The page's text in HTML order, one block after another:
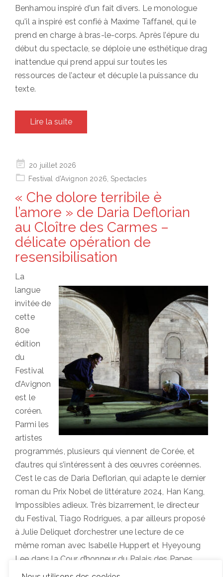
Benhamou inspiré d'un fait divers. Le monologue
qu'il a inspiré est confié à Maxime Taffanel, qui le
prend en charge à bras-le-corps. Après l’épure du
début du spectacle, se déploie une esthétique drag
inattendue qui prend appui sur toutes les
ressources de l’acteur et décuple la puissance du
texte.
Lire la suite
Posted
on
20 juillet 2026
Festival d'Avignon 2026 Spectacles
« Che dolore terribile è
l’amore » de Daria Deflorian
au Cloître des Carmes –
délicate opération de
resensibilisation
La
langue
invitée de
cette
80e
édition
du
Festival
d’Avignon
est le
coréen.
Parmi les
artistes
programmés, plusieurs qui viennent de Corée, et
d’autres qui s’intéressent à des œuvres coréennes.
C’est le cas de Daria Deflorian, qui adapte le dernier
roman du Prix Nobel de littérature 2024, Han Kang,
Impossibles adieux. Très bizarrement, le directeur
du Festival, Tiago Rodrigues, a par ailleurs proposé
à Julie Deliquet d’orchestrer une lecture de ce
même roman avec Isabelle Huppert et Hyeyoung
Lee dans la Cour d’honneur du Palais des Papes.
Cette redondance qui n’est commentée nulle part